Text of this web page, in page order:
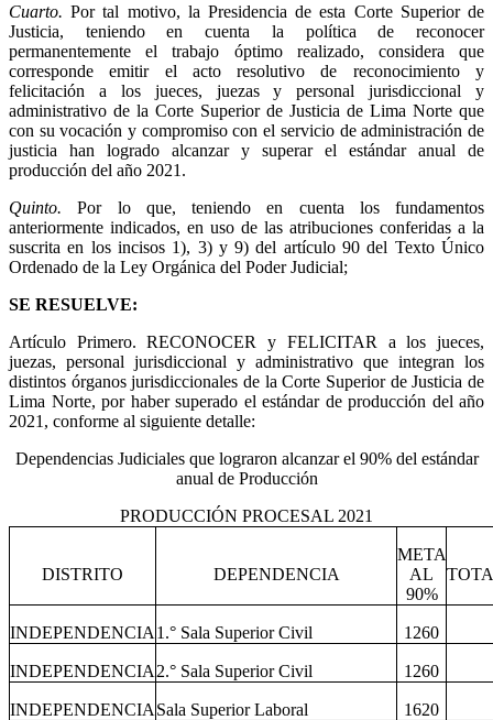
Cuarto. Por tal motivo, la Presidencia de esta Corte Superior de
Justicia, teniendo en cuenta la política de reconocer
permanentemente el trabajo óptimo realizado, considera que
corresponde emitir el acto resolutivo de reconocimiento y
felicitación a los jueces, juezas y personal jurisdiccional y
administrativo de la Corte Superior de Justicia de Lima Norte que
con su vocación y compromiso con el servicio de administración de
justicia han logrado alcanzar y superar el estándar anual de
producción del año 2021.
Quinto.
Por lo que, teniendo en cuenta los fundamentos
anteriormente indicados, en uso de las atribuciones conferidas a la
suscrita en los incisos 1), 3) y 9) del artículo 90 del Texto Único
Ordenado de la Ley Orgánica del Poder Judicial;
SE RESUELVE:
Artículo Primero. RECONOCER y FELICITAR a los jueces,
juezas, personal jurisdiccional y administrativo que integran los
distintos órganos jurisdiccionales de la Corte Superior de Justicia de
Lima Norte, por haber superado el estándar de producción del año
2021, conforme al siguiente detalle:
Dependencias Judiciales que lograron alcanzar el 90% del estándar
anual de Producción
PRODUCCIÓN PROCESAL 2021
DISTRITO DEPENDENCIA
META
AL
90%
INDEPENDENCIA 1.° Sala Superior Civil 1260
INDEPENDENCIA 2.° Sala Superior Civil 1260
INDEPENDENCIA Sala Superior Laboral 1620